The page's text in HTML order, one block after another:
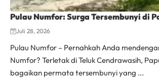
Pulau Numfor: Surga Tersembunyi di
Juli 28, 2026
Pulau Numfor – Pernahkah Anda
Numfor? Terletak di Teluk Cendrawasih,
bagaikan permata tersembunyi yang ...